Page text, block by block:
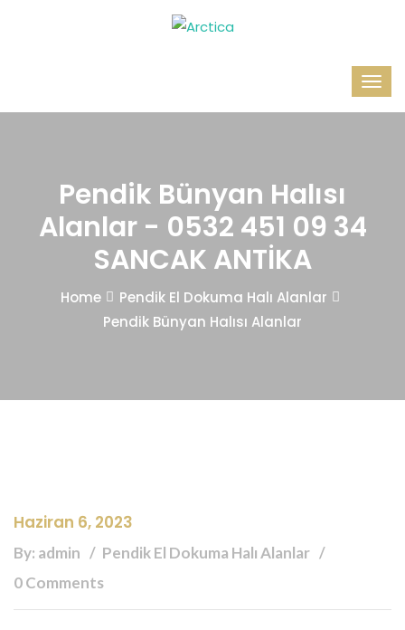
Pendik Bünyan Halısı
Alanlar - 0532 451 09 34
SANCAK ANTİKA
Home
Pendik El Dokuma Halı Alanlar
Pendik Bünyan Halısı Alanlar
Haziran 6, 2023
By: admin
Pendik El Dokuma Halı Alanlar
0 Comments